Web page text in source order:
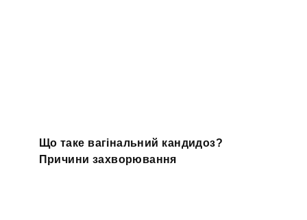
Що таке вагінальний кандидоз?
Причини захворювання